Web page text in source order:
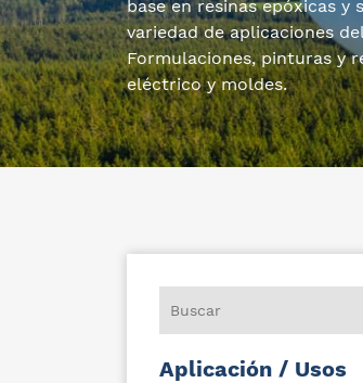
base en resinas epóxicas y
variedad de aplicaciones
Formulaciones, pinturas y
eléctrico y moldes.
Aplicación / Usos